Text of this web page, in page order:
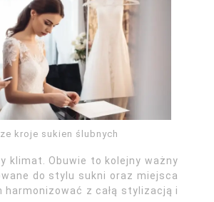
kroje sukien ślubnych
klimat. Obuwie to kolejny ważny
do stylu sukni oraz miejsca
z całą stylizacją i